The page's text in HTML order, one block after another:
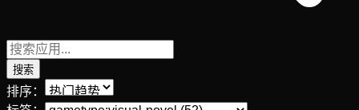
搜索
排序：